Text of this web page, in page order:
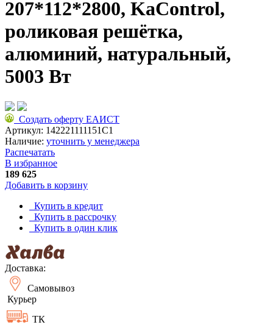
207*112*2800, KaControl,
роликовая решётка,
алюминий, натуральный,
5003 Вт
Создать оферту ЕАИСТ
Артикул: 142221111151C1
Наличие: уточнить у менеджера
Распечатать
В избранное
189 625
Добавить в корзину
Купить в кредит
Купить в рассрочку
Купить в один клик
Доставка:
Самовывоз
Курьер
ТК